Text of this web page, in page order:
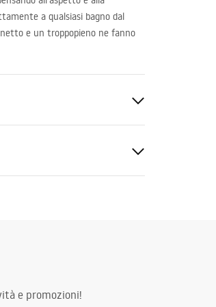
a qualsiasi bagno dal
e un troppopieno ne fanno
e promozioni!